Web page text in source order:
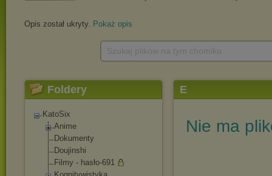
Opis został ukryty. Pokaż opis
Foldery
KatoSix
Anime
Dokumenty
Doujinshi
Filmy - hasło-691
E
Nie ma